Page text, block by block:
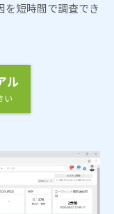
短時間で調査でき
ル
い